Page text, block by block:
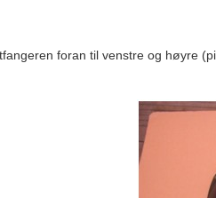
foran til venstre og høyre